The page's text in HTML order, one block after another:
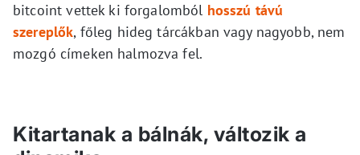
bitcoint vettek ki forgalomból hosszú távú
szereplők, főleg hideg tárcákban vagy nagyobb, nem
mozgó címeken halmozva fel.
Kitartanak a bálnák, változik a